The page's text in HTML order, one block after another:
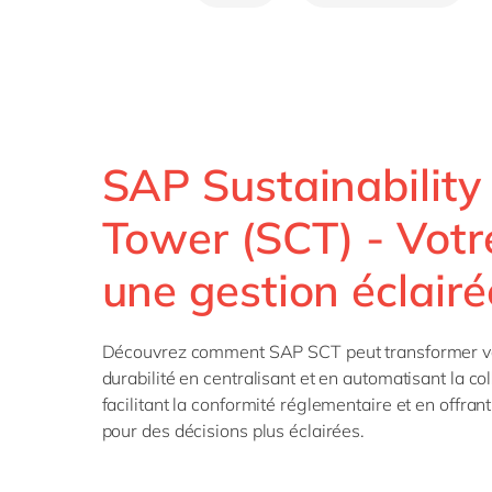
SAP Sustainability
Tower (SCT) -
une gestion
Découvrez comment SAP SCT peut transformer
durabilité en centralisant et en automatisant la
facilitant la conformité réglementaire et en
pour des décisions plus éclairées.